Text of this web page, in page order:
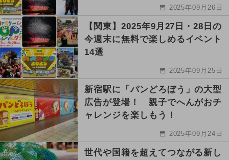
2025年09月26日
【関東】2025年9月27日・28日の
今週末に無料で楽しめるイベント
14選
2025年09月25日
新宿駅に「パンどろぼう」の大型
広告が登場！ 親子でへんがおチ
ャレンジを楽しもう！
2025年09月24日
世代や国籍を超えてつながる新し